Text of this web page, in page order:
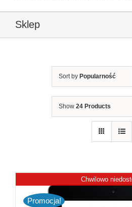
Sklep
Sort by Popularność
Show 24 Products
Chwilowo
Promocja!